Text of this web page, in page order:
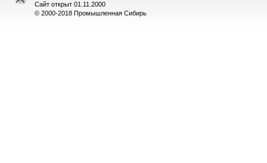
Сайт открыт 01.11.2000
© 2000-2018 Промышленная Сибирь